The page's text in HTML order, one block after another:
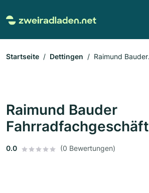
Startseite Dettingen
Raimund Bauder
Raimund Bauder
Fahrradfachgeschäft
0.0 (0 Bewertungen)